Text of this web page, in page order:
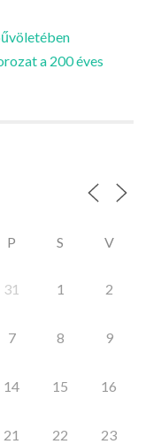
a 200 éves
P S V
31 1 2
7 8 9
14 15 16
21 22 23